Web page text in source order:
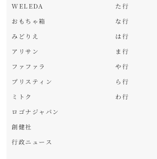
WELEDA
おもちゃ箱
みどりえ
アリサン
ファファラ
プリスティン
ミトク
ロゴナジャパン
創健社
行政ニュース
た行
な行
は行
ま行
や行
ら行
わ行